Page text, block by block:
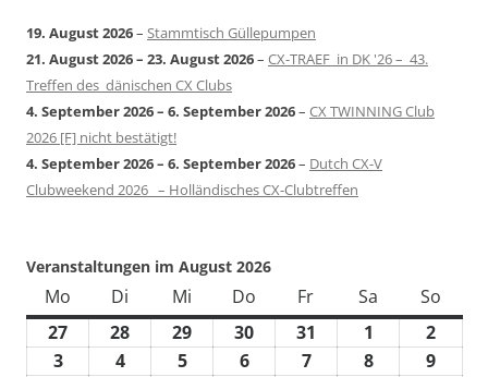
19. August 2026– Stammtisch Güllepumpen
21. August 2026– 23. August 2026– CX-TRAEF in DK '26 – 43.
Treffen des dänischen CX Clubs
4. September 2026– 6. September 2026– CX TWINNING Club
2026 [F] nicht bestätigt!
4. September 2026– 6. September 2026– Dutch CX-V
Clubweekend 2026 – Holländisches CX-Clubtreffen
Veranstaltungen im August 2026
Mo Montag
Di Dienstag
Mi Mittwoch
Do Donnerstag
Fr Freitag
Sa Samstag
So
27
28 29 30 31 1
August
2
33.
44.
55.
66.
77.
88.
9